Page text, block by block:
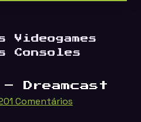
Consoles
Dreamcast
Comentários